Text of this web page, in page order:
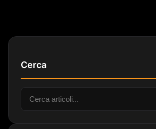
Cerca
Cerca: